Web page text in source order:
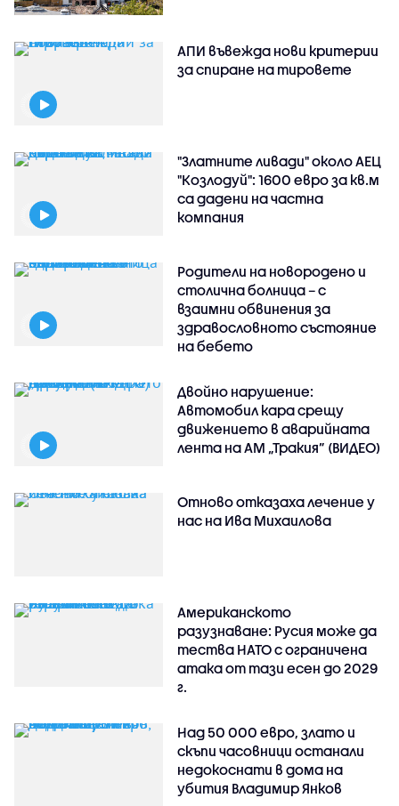
АПИ въвежда нови критерии
за спиране на тировете
"Златните ливади" около АЕЦ
"Козлодуй": 1600 евро за кв.м
са дадени на частна
компания
Родители на новородено и
столична болница – с
взаимни обвинения за
здравословното състояние
на бебето
Двойно нарушение:
Автомобил кара срещу
движението в аварийната
лента на АМ „Тракия” (ВИДЕО)
Отново отказаха лечение у
нас на Ива Михаилова
Американското
разузнаване: Русия може да
тества НАТО с ограничена
атака от тази есен до 2029
г.
Над 50 000 евро, злато и
скъпи часовници останали
недокоснати в дома на
убития Владимир Янков